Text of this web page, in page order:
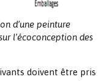
d’une peinture
l’écoconception des
doivent être pris